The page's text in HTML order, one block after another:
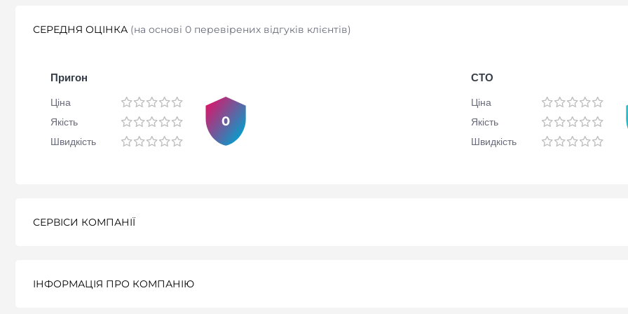
СЕРЕДНЯ ОЦІНКА (на основі 0 перевірених відгуків клієнтів)
Пригон
Ціна
Якість
Швидкість
0
СТО
Ціна
Якість
Швидкість
СЕРВІСИ КОМПАНІЇ
ІНФОРМАЦІЯ ПРО КОМПАНІЮ